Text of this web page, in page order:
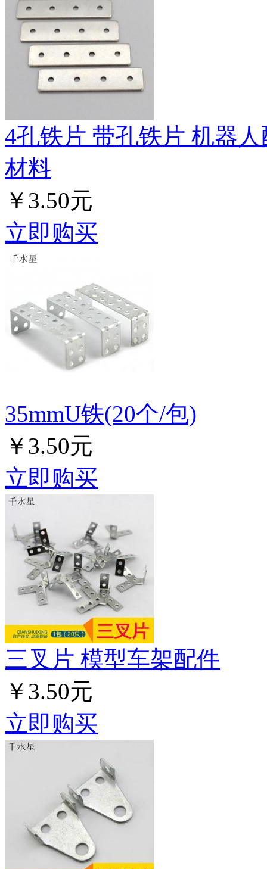
4孔铁片 带孔铁片 机器
材料
￥3.50元
立即购买
35mmU铁(20个/包)
￥3.50元
立即购买
三叉片 模型车架配件
￥3.50元
立即购买